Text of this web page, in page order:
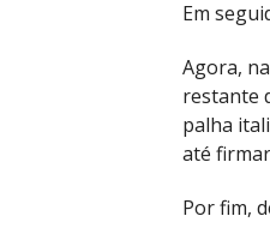
Em
Agora,
restante
palha
até
Por fim,